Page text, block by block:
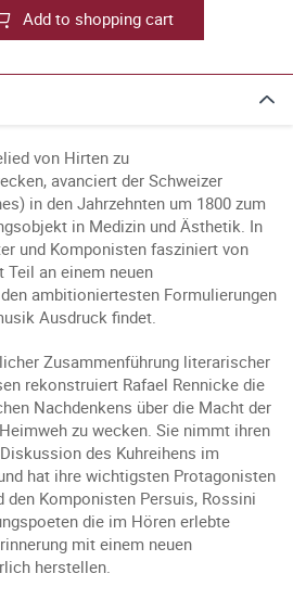
Add to shopping cart
von Hirten zu
avanciert der Schweizer
in den Jahrzehnten um 1800 zum
in Medizin und Ästhetik. In
und Komponisten fasziniert von
Teil an einem neuen
ambitioniertesten Formulierungen
Ausdruck findet.
Zusammenführung literarischer
rekonstruiert Rafael Rennicke die
Nachdenkens über die Macht der
zu wecken. Sie nimmt ihren
des Kuhreihens im
hat ihre wichtigsten Protagonisten
den Komponisten Persuis, Rossini
die im Hören erlebte
mit einem neuen
herstellen.